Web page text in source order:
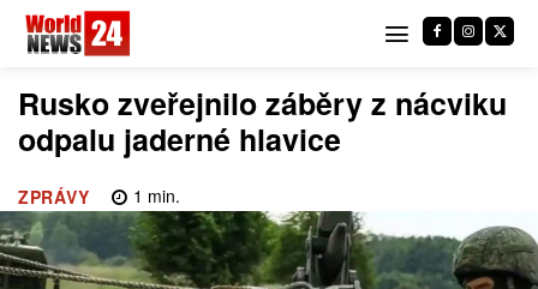
Rusko zveřejnilo záběry z nácviku
odpalu jaderné hlavice
ZPRÁVY 1 min.